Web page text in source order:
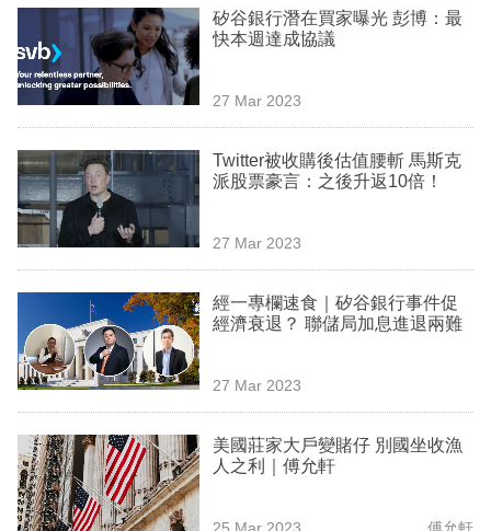
時
事
欄
訂
閱
區
矽谷銀行潛在買家曝光 彭博：最
快本週達成協議
27 Mar 2023
Twitter被收購後估值腰斬 馬斯克
派股票豪言：之後升返10倍！
27 Mar 2023
經一專欄速食｜矽谷銀行事件促
經濟衰退？ 聯儲局加息進退兩難
27 Mar 2023
美國莊家大戶變賭仔 別國坐收漁
人之利｜傅允軒
25 Mar 2023 傅允軒